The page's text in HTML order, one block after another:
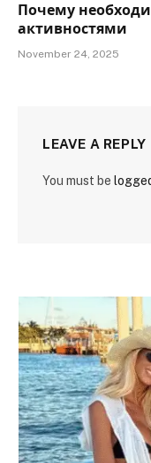
Почему
активностями
November 24, 2025
LEAVE A REPLY
You must be